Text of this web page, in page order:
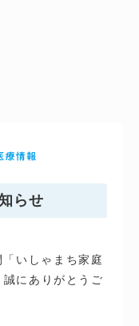
らせ
いしゃまち家庭
にありがとうご